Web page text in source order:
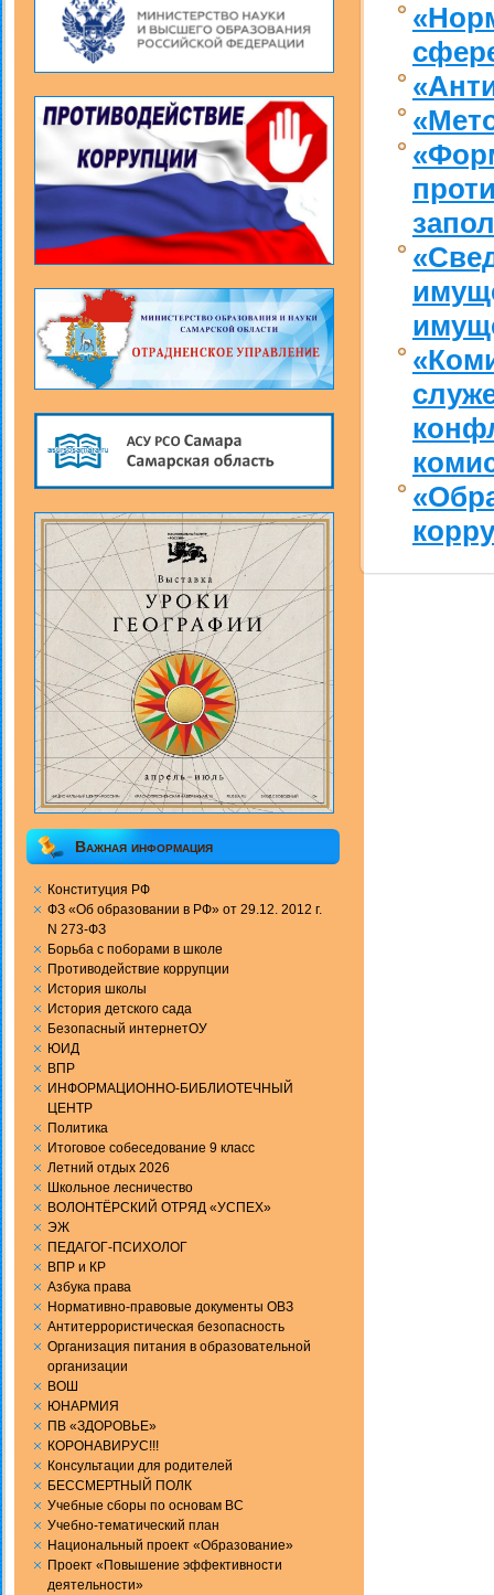
Важная информация
Конституция РФ
ФЗ «Об образовании в РФ» от 29.12. 2012 г.
N 273-ФЗ
Борьба с поборами в школе
Противодействие коррупции
История школы
История детского сада
Безопасный интернетОУ
ЮИД
ВПР
ИНФОРМАЦИОННО-БИБЛИОТЕЧНЫЙ
ЦЕНТР
Политика
Итоговое собеседование 9 класс
Летний отдых 2026
Школьное лесничество
ВОЛОНТЁРСКИЙ ОТРЯД «УСПЕХ»
ЭЖ
ПЕДАГОГ-ПСИХОЛОГ
ВПР и КР
Aзбука права
Нормативно-правовые документы ОВЗ
Антитеррористическая безопасность
Организация питания в образовательной
организации
ВОШ
ЮНАРМИЯ
ПВ «ЗДОРОВЬЕ»
КОРОНАВИРУС!!!
Консультации для родителей
БЕССМЕРТНЫЙ ПОЛК
Учебные сборы по основам ВС
Учебно-тематический план
Национальный проект «Образование»
Проект «Повышение эффективности
деятельности»